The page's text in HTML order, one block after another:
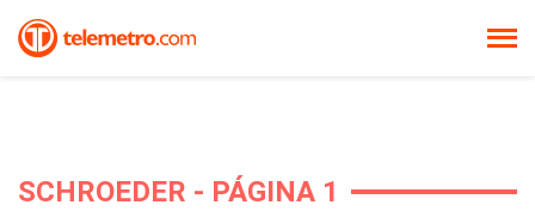
SCHROEDER - PÁGINA 1